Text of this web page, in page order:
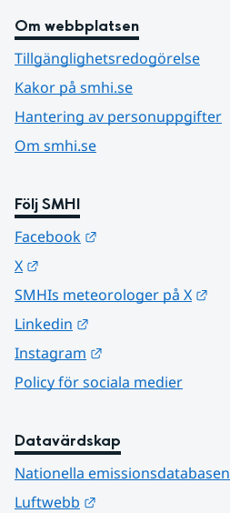
Om webbplatsen
Tillgänglighetsredogörelse
Kakor på smhi.se
Hantering av personuppgifter
Om smhi.se
Följ SMHI
Facebook
X
SMHIs meteorologer på X
Linkedin
Instagram
Policy för sociala medier
Datavärdskap
Nationella emissionsdatabasen
Luftwebb